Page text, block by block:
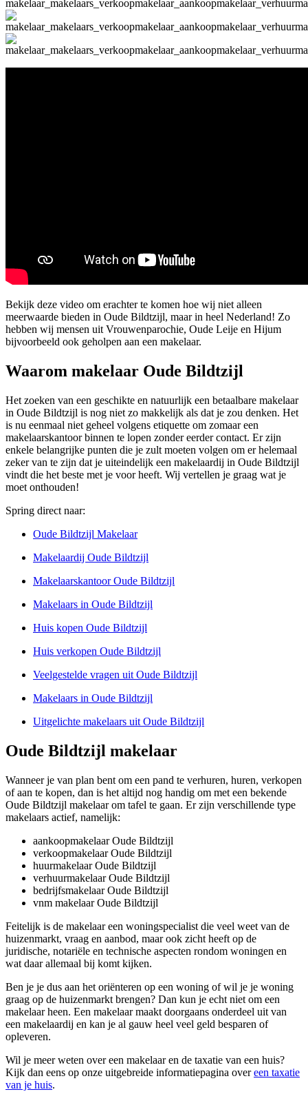
Bekijk deze video om erachter te komen hoe wij niet alleen
meerwaarde bieden in Oude Bildtzijl, maar in heel Nederland! Zo
hebben wij mensen uit Vrouwenparochie, Oude Leije en Hijum
bijvoorbeeld ook geholpen aan een makelaar.
Waarom makelaar Oude Bildtzijl
Het zoeken van een geschikte en natuurlijk een betaalbare makelaar
in Oude Bildtzijl is nog niet zo makkelijk als dat je zou denken. Het
is nu eenmaal niet geheel volgens etiquette om zomaar een
makelaarskantoor binnen te lopen zonder eerder contact. Er zijn
enkele belangrijke punten die je zult moeten volgen om er helemaal
zeker van te zijn dat je uiteindelijk een makelaardij in Oude Bildtzijl
vindt die het beste met je voor heeft. Wij vertellen je graag wat je
moet onthouden!
Spring direct naar:
Oude Bildtzijl Makelaar
Makelaardij Oude Bildtzijl
Makelaarskantoor Oude Bildtzijl
Makelaars in Oude Bildtzijl
Huis kopen Oude Bildtzijl
Huis verkopen Oude Bildtzijl
Veelgestelde vragen uit Oude Bildtzijl
Makelaars in Oude Bildtzijl
Uitgelichte makelaars uit Oude Bildtzijl
Oude Bildtzijl makelaar
Wanneer je van plan bent om een pand te verhuren, huren, verkopen
of aan te kopen, dan is het altijd nog handig om met een bekende
Oude Bildtzijl makelaar om tafel te gaan. Er zijn verschillende type
makelaars actief, namelijk:
aankoopmakelaar Oude Bildtzijl
verkoopmakelaar Oude Bildtzijl
huurmakelaar Oude Bildtzijl
verhuurmakelaar Oude Bildtzijl
bedrijfsmakelaar Oude Bildtzijl
vnm makelaar Oude Bildtzijl
Feitelijk is de makelaar een woningspecialist die veel weet van de
huizenmarkt, vraag en aanbod, maar ook zicht heeft op de
juridische, notariële en technische aspecten rondom woningen en
wat daar allemaal bij komt kijken.
Ben je je dus aan het oriënteren op een woning of wil je je woning
graag op de huizenmarkt brengen? Dan kun je echt niet om een
makelaar heen. Een makelaar maakt doorgaans onderdeel uit van
een makelaardij en kan je al gauw heel veel geld besparen of
opleveren.
Wil je meer weten over een makelaar en de taxatie van een huis?
Kijk dan eens op onze uitgebreide informatiepagina overeen taxatie
van je huis.